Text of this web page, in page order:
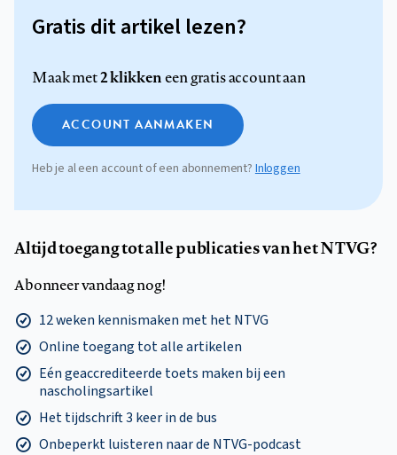
Gratis dit artikel lezen?
Maak met2 klikkeneen gratis account aan
ACCOUNT AANMAKEN
Heb je al een account of een abonnement? Inloggen
Altijd toegang tot alle publicaties van het NTVG?
Abonneer vandaag nog!
12 weken kennismaken met het NTVG
Online toegang tot alle artikelen
Eén geaccrediteerde toets maken bij een
nascholingsartikel
Het tijdschrift 3 keer in de bus
Onbeperkt luisteren naar de NTVG-podcast